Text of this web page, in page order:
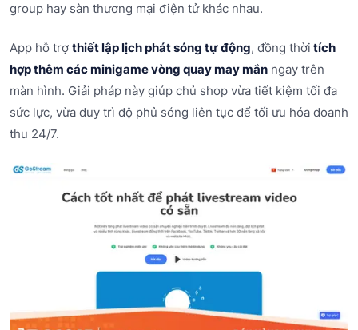
group hay sàn thương mại điện tử khác nhau.
App hỗ trợ thiết lập lịch phát sóng tự động, đồng thời tích
hợp thêm các minigame vòng quay may mắn ngay trên
màn hình. Giải pháp này giúp chủ shop vừa tiết kiệm tối đa
sức lực, vừa duy trì độ phủ sóng liên tục để tối ưu hóa doanh
thu 24/7.